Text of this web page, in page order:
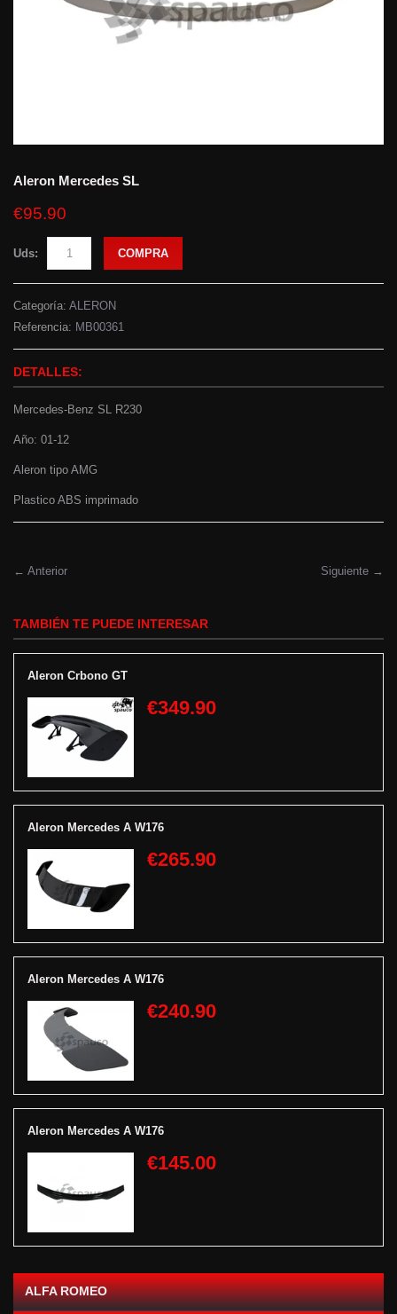
Aleron Mercedes SL
€95.90
Uds: COMPRA
Categoría: ALERON
Referencia: MB00361
DETALLES:
Mercedes-Benz SL R230
Año: 01-12
Aleron tipo AMG
Plastico ABS imprimado
← Anterior Siguiente →
TAMBIÉN TE PUEDE INTERESAR
Aleron Crbono GT
€349.90
Aleron Mercedes A W176
€265.90
Aleron Mercedes A W176
€240.90
Aleron Mercedes A W176
€145.00
ALFA ROMEO